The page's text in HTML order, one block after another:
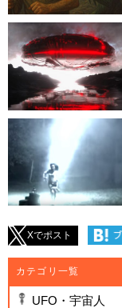
Xでポスト
カテゴリ一覧
UFO・宇宙人